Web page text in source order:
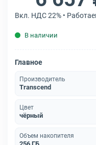
Вкл. НДС 22% •
В наличии
Главное
Производитель
Transcend
Цвет
чёрный
Объем накопителя